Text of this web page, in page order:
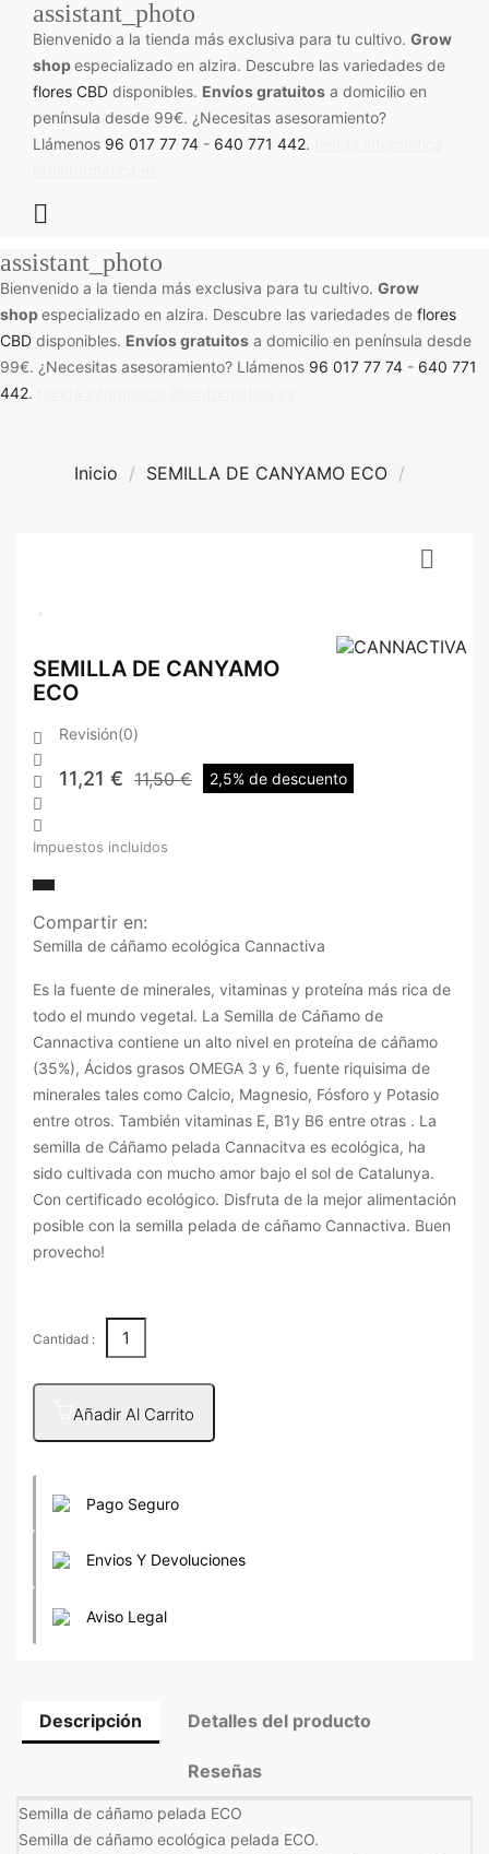
assistant_photo
Bienvenido a la tienda más exclusiva para tu cultivo. Grow
shopespecializado en alzira. Descubre las variedades de
flores CBD disponibles. Envíos gratuitos a domicilio en
península desde 99€. ¿Necesitas asesoramiento?
Llámenos 96 017 77 74 - 640 771 442.

assistant_photo
Bienvenido a la tienda más exclusiva para tu cultivo. Grow
shopespecializado en alzira. Descubre las variedades de flores
CBD disponibles. Envíos gratuitos a domicilio en península desde
99€. ¿Necesitas asesoramiento? Llámenos 96 017 77 74 - 640 771
442.
Inicio SEMILLA DE CANYAMO ECO

SEMILLA DE CANYAMO
ECO





Revisión(0)
11,21 € 11,50 € 2,5% de descuento
Impuestos incluidos
Compartir en:
Semilla de cáñamo ecológica Cannactiva
Es la fuente de minerales, vitaminas y proteína más rica de
todo el mundo vegetal. La Semilla de Cáñamo de
Cannactiva contiene un alto nivel en proteína de cáñamo
(35%), Ácidos grasos OMEGA 3 y 6, fuente riquisima de
minerales tales como Calcio, Magnesio, Fósforo y Potasio
entre otros. También vitaminas E, B1y B6 entre otras . La
semilla de Cáñamo pelada Cannacitva es ecológica, ha
sido cultivada con mucho amor bajo el sol de Catalunya.
Con certificado ecológico. Disfruta de la mejor alimentación
posible con la semilla pelada de cáñamo Cannactiva. Buen
provecho!
Cantidad :
Añadir Al Carrito
Pago Seguro
Envios Y Devoluciones
Aviso Legal
Descripción Detalles del producto
Reseñas
Semilla de cáñamo pelada ECO
Semilla de cáñamo ecológica pelada ECO.